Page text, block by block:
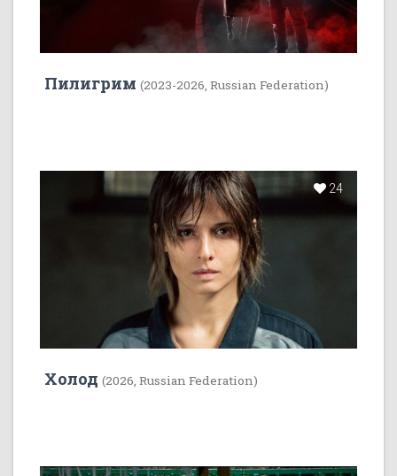
Пилигрим (2023-2026, Russian Federation)
24
Холод (2026, Russian Federation)